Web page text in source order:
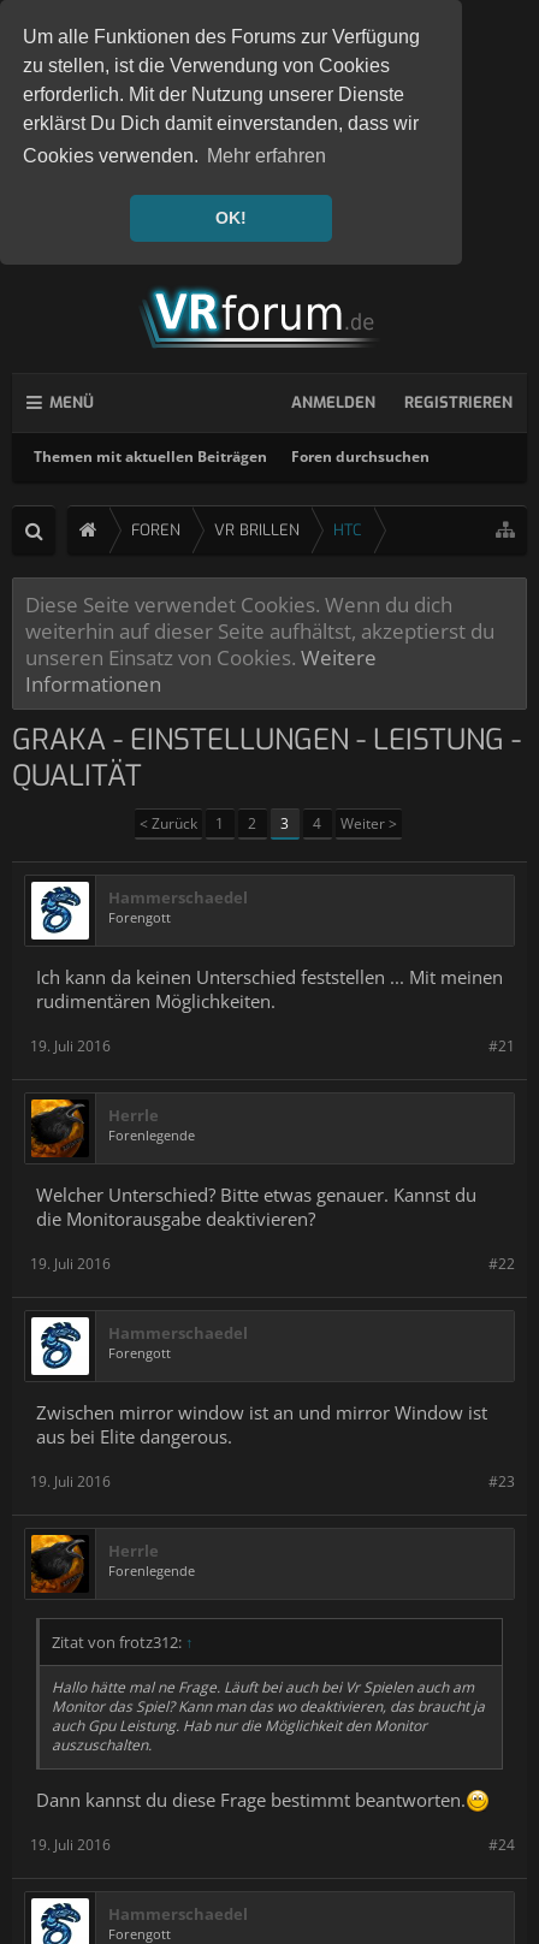
Um alle Funktionen des Forums zur Verfügung
zu stellen, ist die Verwendung von Cookies
erforderlich. Mit der Nutzung unserer Dienste
erklärst Du Dich damit einverstanden, dass wir
Cookies verwenden. Mehr erfahren
OK!
MENÜ
Themen mit aktuellen Beiträgen Foren durchsuchen
ANMELDEN REGISTRIEREN
FOREN VR BRILLEN HTC
Diese Seite verwendet Cookies. Wenn du dich
weiterhin auf dieser Seite aufhältst, akzeptierst du
unseren Einsatz von Cookies. Weitere
Informationen
GRAKA - EINSTELLUNGEN - LEISTUNG -
QUALITÄT
< Zurück 1 2 3 4 Weiter >
Hammerschaedel
Forengott
Ich kann da keinen Unterschied feststellen ... Mit meinen
rudimentären Möglichkeiten.
#21
19. Juli 2016
Herrle
Forenlegende
Welcher Unterschied? Bitte etwas genauer. Kannst du
die Monitorausgabe deaktivieren?
#22
19. Juli 2016
Hammerschaedel
Forengott
Zwischen mirror window ist an und mirror Window ist
aus bei Elite dangerous.
#23
19. Juli 2016
Herrle
Forenlegende
Zitat von frotz312: ↑
Hallo hätte mal ne Frage. Läuft bei auch bei Vr Spielen auch am
Monitor das Spiel? Kann man das wo deaktivieren, das braucht ja
auch Gpu Leistung. Hab nur die Möglichkeit den Monitor
auszuschalten.
Dann kannst du diese Frage bestimmt beantworten.
#24
19. Juli 2016
Hammerschaedel
Forengott